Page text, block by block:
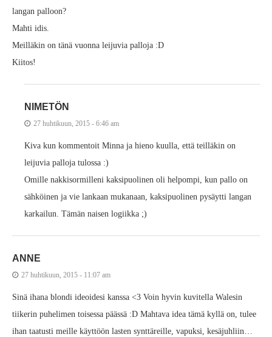
langan palloon?
Mahti idis.
Meilläkin on tänä vuonna leijuvia palloja :D
Kiitos!
NIMETÖN
27 huhtikuun, 2015 - 6:46 am
Kiva kun kommentoit Minna ja hieno kuulla, että teilläkin on
leijuvia palloja tulossa :)
Omille nakkisormilleni kaksipuolinen oli helpompi, kun pallo on
sähköinen ja vie lankaan mukanaan, kaksipuolinen pysäytti langan
karkailun. Tämän naisen logiikka ;)
ANNE
27 huhtikuun, 2015 - 11:07 am
Sinä ihana blondi ideoidesi kanssa <3 Voin hyvin kuvitella Walesin
tiikerin puhelimen toisessa päässä :D Mahtava idea tämä kyllä on, tulee
ihan taatusti meille käyttöön lasten synttäreille, vapuksi, kesäjuhliin…